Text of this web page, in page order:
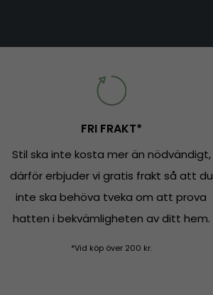
FRI FRAKT*
Stil ska inte kosta mer än nödvändigt,
därför erbjuder vi gratis frakt så att du
inte ska behöva tveka om att prova
hatten i bekvämligheten av ditt hem.
*Vid köp över 200 kr.